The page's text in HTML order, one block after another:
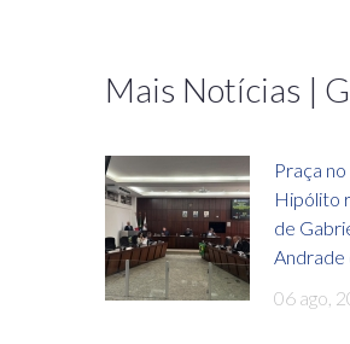
Mais Notícias |
Praça
Hipólito
de
Andrade
06 ago,